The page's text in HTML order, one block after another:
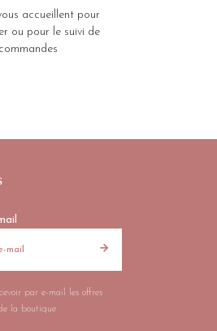
accueillent pour
ou pour le suivi de
par e-mail les offres
la boutique